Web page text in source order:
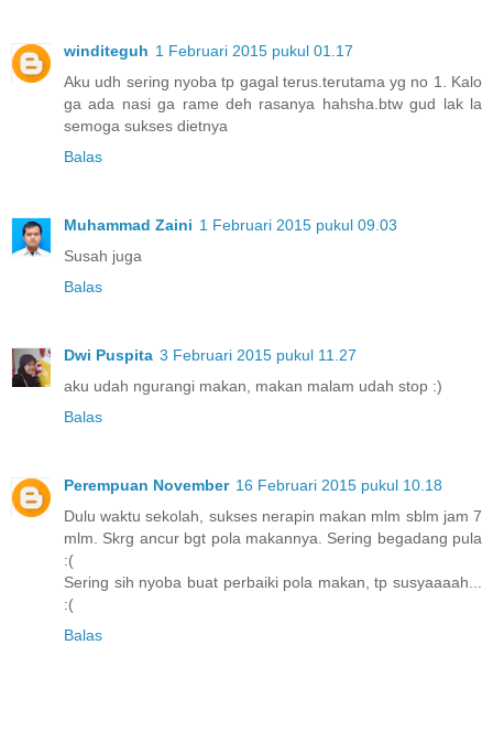
winditeguh 1 Februari 2015 pukul 01.17
Aku udh sering nyoba tp gagal terus.terutama yg no 1. Kalo
ga ada nasi ga rame deh rasanya hahsha.btw gud lak la
semoga sukses dietnya
Balas
Muhammad Zaini 1 Februari 2015 pukul 09.03
Susah juga
Balas
Dwi Puspita 3 Februari 2015 pukul 11.27
aku udah ngurangi makan, makan malam udah stop :)
Balas
Perempuan November 16 Februari 2015 pukul 10.18
Dulu waktu sekolah, sukses nerapin makan mlm sblm jam 7
mlm. Skrg ancur bgt pola makannya. Sering begadang pula
:(
Sering sih nyoba buat perbaiki pola makan, tp susyaaaah...
:(
Balas